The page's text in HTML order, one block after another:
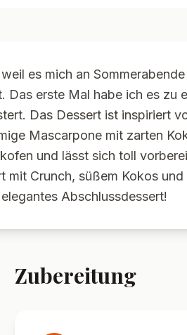
es mich an
Das erste Mal habe ich es zu
Das Dessert ist inspiriert
Mascarpone mit zarten
und lässt sich toll
mit Crunch, süßem Kokos
Abschlussdessert!
Zubereitung